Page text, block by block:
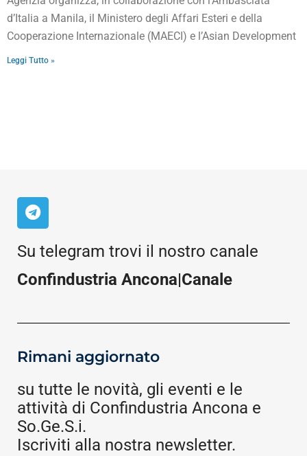
d’Italia a Manila, il Ministero degli Affari Esteri e della
Cooperazione Internazionale (MAECI) e l’Asian Development
Leggi Tutto »
Su telegram trovi il nostro canale
Confindustria Ancona|Canale
Rimani aggiornato
su tutte le novità, gli eventi e le
attività di Confindustria Ancona e
So.Ge.S.i.
Iscriviti alla nostra newsletter.